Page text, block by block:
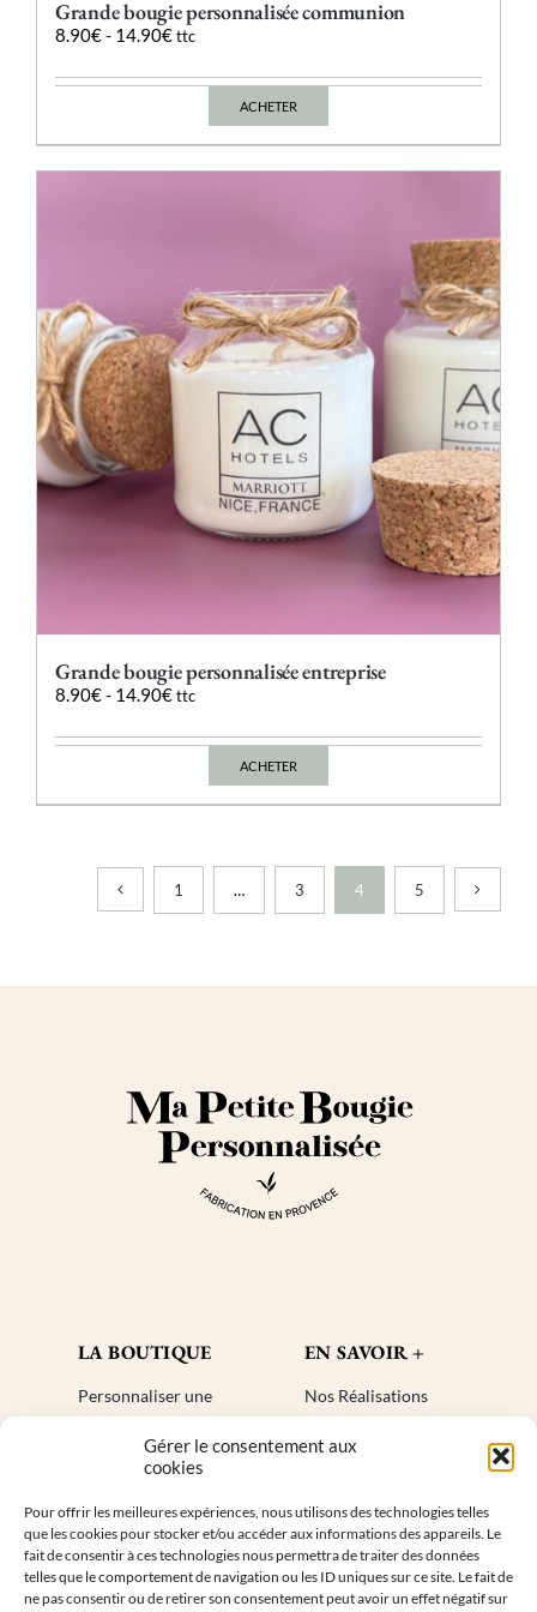
Gérer le consentement aux
cookies
Pour offrir les meilleures expériences, nous utilisons des technologies telles
que les cookies pour stocker et/ou accéder aux informations des appareils. Le
fait de consentir à ces technologies nous permettra de traiter des données
telles que le comportement de navigation ou les ID uniques sur ce site. Le fait de
ne pas consentir ou de retirer son consentement peut avoir un effet négatif sur
Grande bougie personnalisée communion
8.90€- 14.90€ ttc
ACHETER
Ce
être
choisies
sur
la
page
du
produit
Grande bougie personnalisée entreprise
8.90€- 14.90€ ttc
ACHETER
Ce
variations.
sur
1 … 3 4 5
LA BOUTIQUE
Personnaliser une
Cadeaux invités
Livraisons
Retours
EN SAVOIR +
Nos Réalisations
Créer un compte
Faq